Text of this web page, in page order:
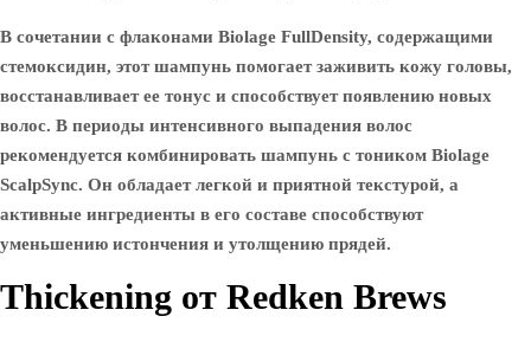
В сочетании с флаконами Biolage FullDensity, содержащими
стемоксидин, этот шампунь помогает заживить кожу головы,
восстанавливает ее тонус и способствует появлению новых
волос. В периоды интенсивного выпадения волос
рекомендуется комбинировать шампунь с тоником Biolage
ScalpSync. Он обладает легкой и приятной текстурой, а
активные ингредиенты в его составе способствуют
уменьшению истончения и утолщению прядей.
Thickening от Redken Brews